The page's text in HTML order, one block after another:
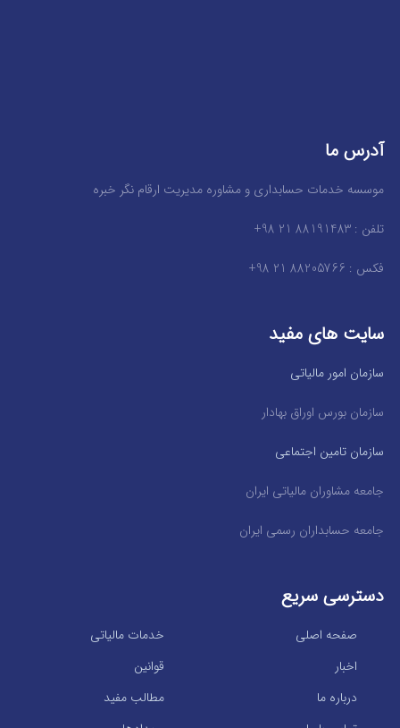
آدرس ما
موسسه خدمات حسابداری و مشاوره مدیریت ارقام نگر خبره
تلفن : 88191483 21 98+
فکس : 88205766 21 98+
سایت های مفید
سازمان امور مالیاتی
سازمان بورس اوراق بهادار
سازمان تامین اجتماعی
جامعه مشاوران مالیاتی ایران
جامعه حسابداران رسمی ایران
دسترسی سریع
خدمات مالیاتی
صفحه اصلی
قوانین
اخبار
مطالب مفید
درباره ما